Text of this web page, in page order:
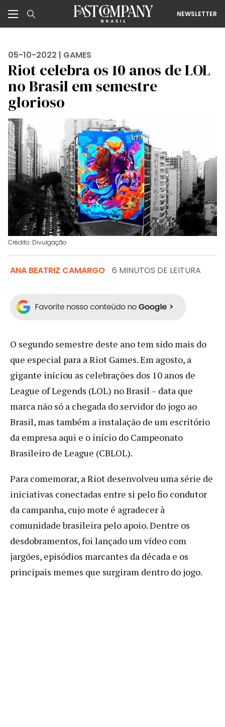
NEWSLETTER
05-10-2022 | GAMES
Riot celebra os 10 anos de LOL
no Brasil em semestre
glorioso
Crédito: Divulgação
ANA BEATRIZ CAMARGO 6 MINUTOS DE LEITURA
O segundo semestre deste ano tem sido mais do
que especial para a Riot Games. Em agosto, a
gigante iniciou as celebrações dos 10 anos de
League of Legends (LOL) no Brasil – data que
marca não só a chegada do servidor do jogo ao
Brasil, mas também a instalação de um escritório
da empresa aqui e o início do Campeonato
Brasileiro de League (CBLOL).
Para comemorar, a Riot desenvolveu uma série de
iniciativas conectadas entre si pelo fio condutor
da campanha, cujo mote é agradecer à
comunidade brasileira pelo apoio. Dentre os
desdobramentos, foi lançado um vídeo com
jargões, episódios marcantes da década e os
principais memes que surgiram dentro do jogo.